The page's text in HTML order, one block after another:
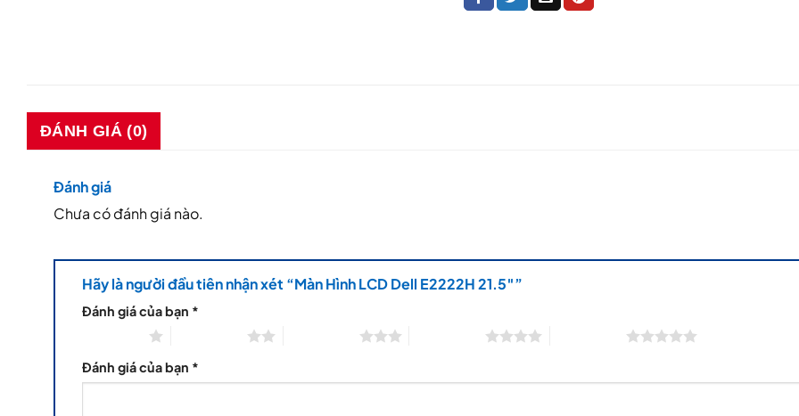
ĐÁNH GIÁ (0)
Đánh giá
Chưa có đánh giá nào.
Hãy là người đầu tiên nhận xét “Màn Hình LCD Dell E2222H 21.5″”
Đánh giá của bạn *
Đánh giá của bạn *